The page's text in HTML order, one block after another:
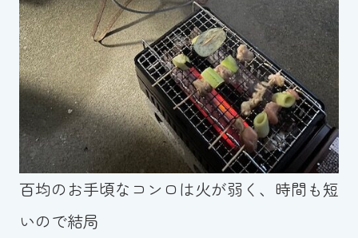
百均のお手頃なコンロは火が弱く、時間も短
いので結局